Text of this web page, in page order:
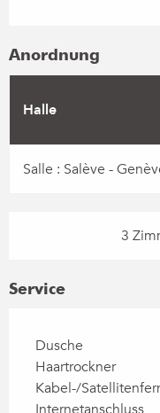
Anordnung
Halle
Salle : Salève -
3
Service
Dusche
Haartrockner
Kabel-/